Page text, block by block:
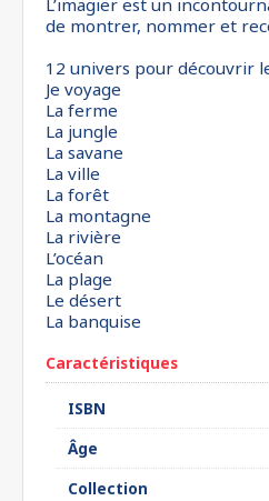
L’imagier est un
de montrer, nommer et
12 univers pour découvrir
Je voyage
La ferme
La jungle
La savane
La ville
La forêt
La montagne
La rivière
L’océan
La plage
Le désert
La banquise
Caractéristiques
ISBN
Âge
Collection